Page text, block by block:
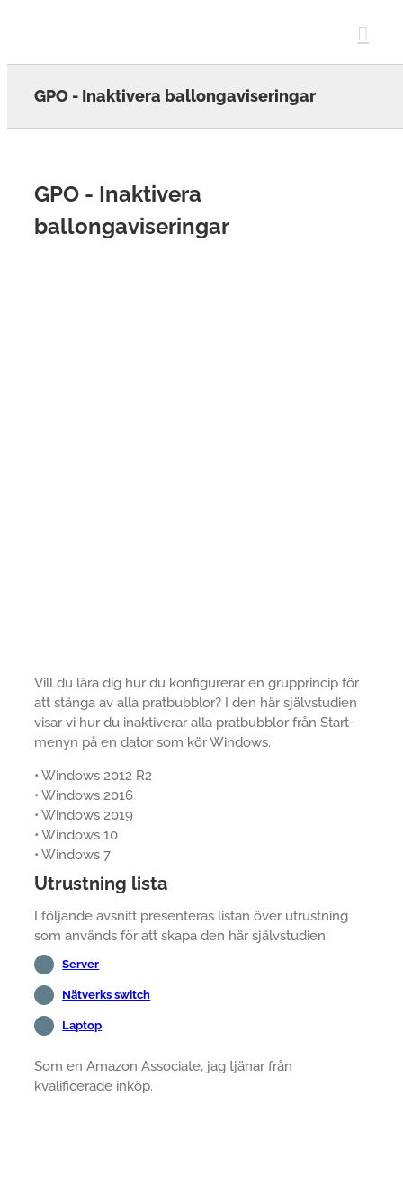
GPO - Inaktivera ballongaviseringar
GPO - Inaktivera
ballongaviseringar
Vill du lära dig hur du konfigurerar en grupprincip för
att stänga av alla pratbubblor? I den här självstudien
visar vi hur du inaktiverar alla pratbubblor från Start-
menyn på en dator som kör Windows.
• Windows 2012 R2
• Windows 2016
• Windows 2019
• Windows 10
• Windows 7
Utrustning lista
I följande avsnitt presenteras listan över utrustning
som används för att skapa den här självstudien.
Server
Nätverks switch
Laptop
Som en Amazon Associate, jag tjänar från
kvalificerade inköp.